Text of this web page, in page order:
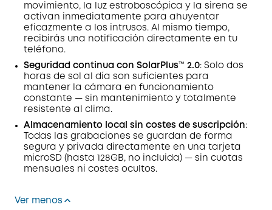
movimiento, la luz estroboscópica y la sirena se
activan inmediatamente para ahuyentar
eficazmente a los intrusos. Al mismo tiempo,
recibirás una notificación directamente en tu
teléfono.
Seguridad continua con SolarPlus™ 2.0: Solo dos
horas de sol al día son suficientes para
mantener la cámara en funcionamiento
constante — sin mantenimiento y totalmente
resistente al clima.
Almacenamiento local sin costes de suscripción:
Todas las grabaciones se guardan de forma
segura y privada directamente en una tarjeta
microSD (hasta 128GB, no incluida) — sin cuotas
mensuales ni costes ocultos.
Ver menos